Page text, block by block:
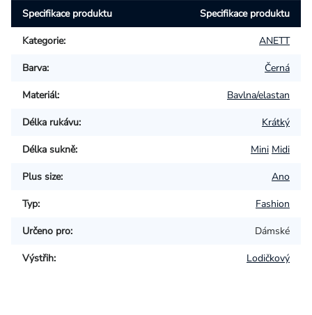
Specifikace produktu Specifikace produktu
Kategorie: ANETT
Barva: Černá
Materiál: Bavlna/elastan
Délka rukávu: Krátký
Délka sukně: Mini Midi
Plus size: Ano
Typ: Fashion
Určeno pro: Dámské
Výstřih: Lodičkový